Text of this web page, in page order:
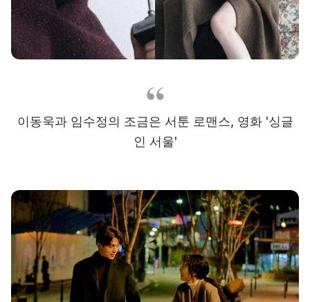
이동욱과 임수정의 조금은 서툰 로맨스, 영화 '싱글
인 서울'